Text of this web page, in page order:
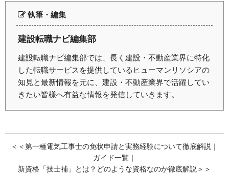
執筆・編集
建設転職ナビ編集部
建設転職ナビ編集部では、長く建設・不動産業界に特化
した転職サービスを提供しているヒューマンリソシアの
知見と最新情報を元に、建設・不動産業界で活躍してい
きたい皆様へ有益な情報を発信していきます。
＜＜第一種電気工事士の免状申請と実務経験について徹底解説 ｜
ガイド一覧 ｜
新資格「技士補」とは？どのような資格なのか徹底解説 ＞＞